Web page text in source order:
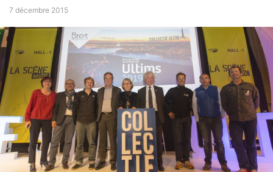
7 décembre 2015